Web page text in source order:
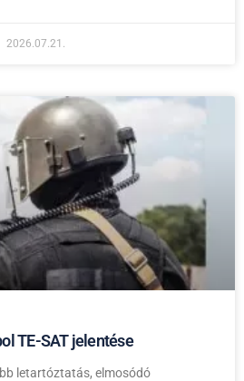
2026.07.21.
TE-SAT jelentése
letartóztatás, elmosódó